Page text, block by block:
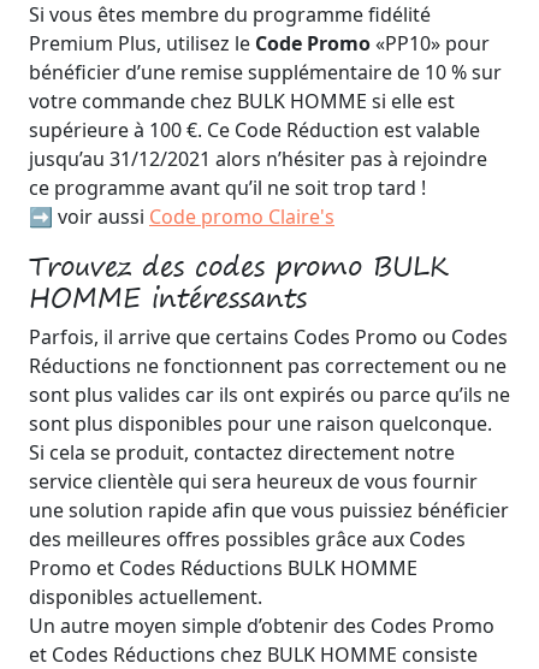
Si vous êtes membre du programme fidélité
Premium Plus, utilisez le Code Promo«PP10» pour
bénéficier d’une remise supplémentaire de 10 % sur
votre commande chez BULK HOMME si elle est
supérieure à 100 €. Ce Code Réduction est valable
jusqu’au 31/12/2021 alors n’hésiter pas à rejoindre
ce programme avant qu’il ne soit trop tard !
➡️ voir aussi Code promo Claire's
Trouvez des codes promo BULK
HOMME intéressants
Parfois, il arrive que certains Codes Promo ou Codes
Réductions ne fonctionnent pas correctement ou ne
sont plus valides car ils ont expirés ou parce qu’ils ne
sont plus disponibles pour une raison quelconque.
Si cela se produit, contactez directement notre
service clientèle qui sera heureux de vous fournir
une solution rapide afin que vous puissiez bénéficier
des meilleures offres possibles grâce aux Codes
Promo et Codes Réductions BULK HOMME
disponibles actuellement.
Un autre moyen simple d’obtenir des Codes Promo
et Codes Réductions chez BULK HOMME consiste